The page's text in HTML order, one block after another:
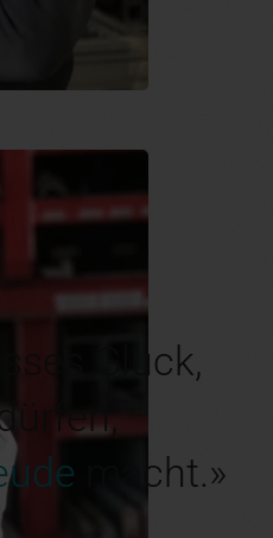
Glück,
macht.»